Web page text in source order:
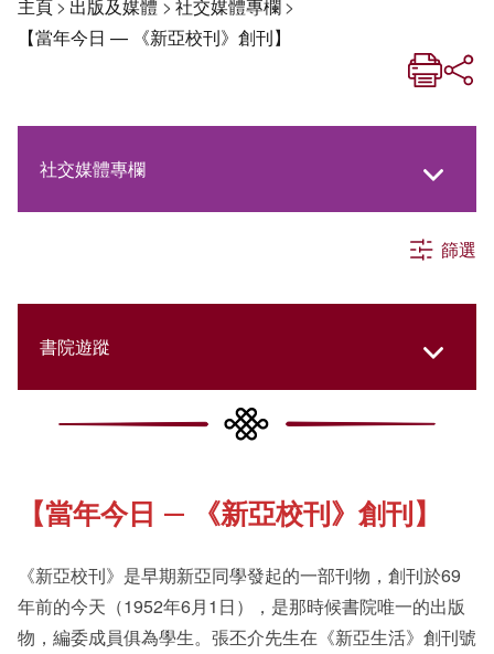
主頁> 出版及媒體 > 社交媒體專欄>
【當年今日 — 《新亞校刊》創刊】
社交媒體專欄
《新亞．新知》
《新亞簡訊》
《新亞書院概覽》
其他書院出版
篩選
書院遊蹤
New Asia Then and Now
Our History Gallery
Fellows of the College
【當年今日 — 《新亞校刊》創刊】
《新亞校刊》是早期新亞同學發起的一部刊物，創刊於69
年前的今天（1952年6月1日），是那時候書院唯一的出版
物，編委成員俱為學生。張丕介先生在《新亞生活》創刊號